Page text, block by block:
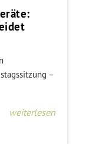
–
weiterlesen